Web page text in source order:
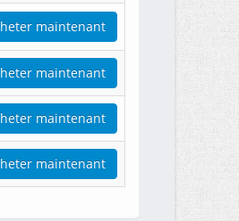
maintenant
maintenant
maintenant
maintenant